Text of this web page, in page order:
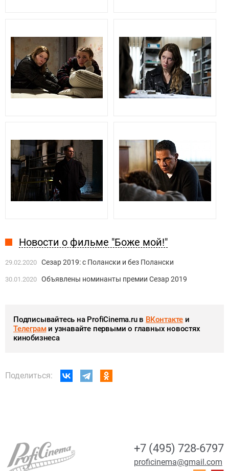
Новости о фильме "Боже мой!"
29.02.2020 Сезар 2019: с Полански и без Полански
30.01.2020 Объявлены номинанты премии Сезар 2019
Подписывайтесь на ProfiCinema.ru в ВКонтакте и
Телеграми узнавайте первыми о главных новостях
кинобизнеса
Поделиться:
+7 (495) 728-6797
proficinema@gmail.com